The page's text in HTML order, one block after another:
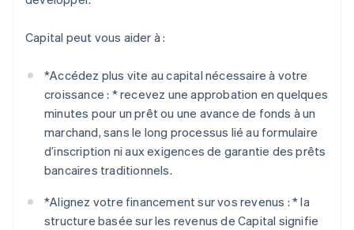
Capital peut vous aider à :
*Accédez plus vite au capital nécessaire à votre
croissance : *recevez une approbation en quelques
minutes pour un prêt ou une avance de fonds à un
marchand, sans le long processus lié au formulaire
d’inscription ni aux exigences de garantie des prêts
bancaires traditionnels.
*Alignez votre financement sur vos revenus : *la
structure basée sur les revenus de Capital signifie